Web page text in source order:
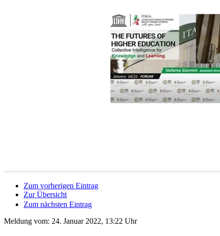
Zum vorherigen Eintrag
Zur Übersicht
Zum nächsten Eintrag
Meldung vom: 24. Januar 2022, 13:22 Uhr